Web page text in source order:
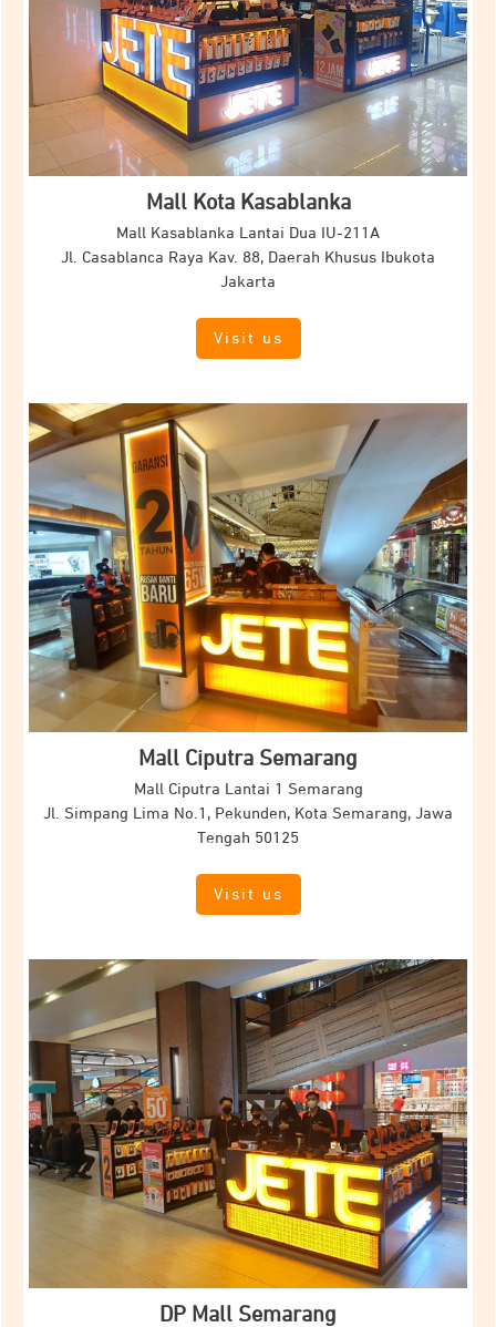
Mall Kota Kasablanka
Mall Kasablanka Lantai Dua IU-211A
Jl. Casablanca Raya Kav. 88, Daerah Khusus Ibukota
Jakarta
Visit us
Mall Ciputra Semarang
Mall Ciputra Lantai 1 Semarang
Jl. Simpang Lima No.1, Pekunden, Kota Semarang, Jawa
Tengah 50125
Visit us
DP Mall Semarang